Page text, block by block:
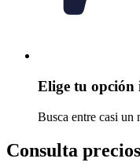
Elige tu opción
Busca entre casi un
Consulta